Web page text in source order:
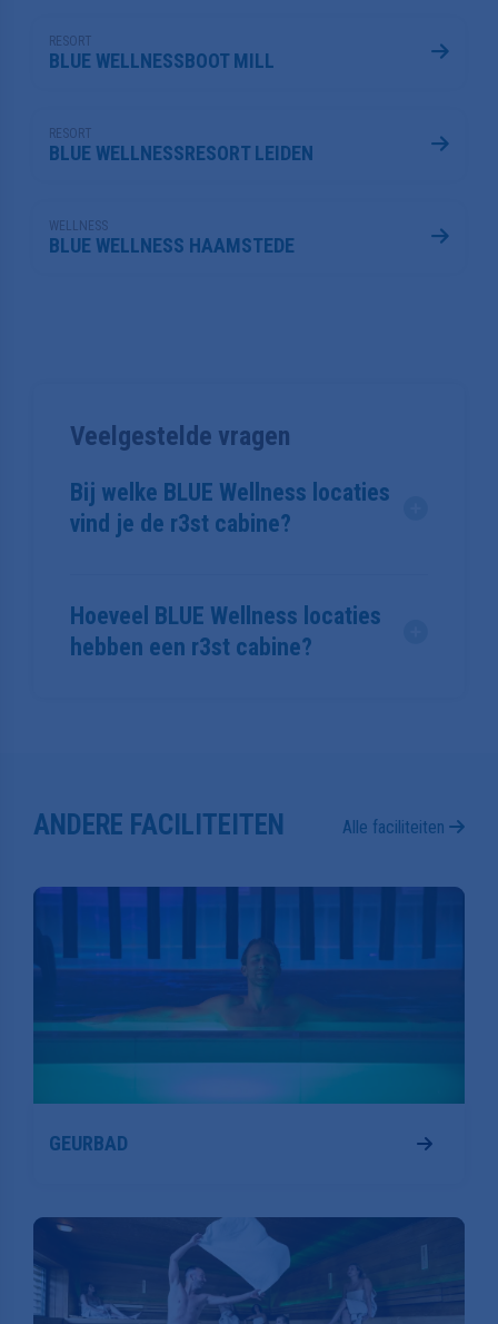
RESORT
BLUE WELLNESSBOOT MILL
RESORT
BLUE WELLNESSRESORT LEIDEN
WELLNESS
BLUE WELLNESS HAAMSTEDE
Veelgestelde vragen
Bij welke BLUE Wellness locaties
vind je de r3st cabine?
BLUE Wellnessboot Mill in Mill, BLUE Wellnessresort
Leiden in Leiden.
Hoeveel BLUE Wellness locaties
hebben een r3st cabine?
ANDERE FACILITEITEN Alle faciliteiten
GEURBAD